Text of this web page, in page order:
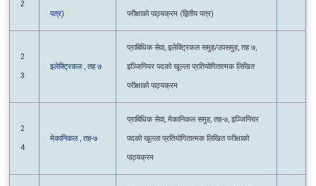
3
प्राबिधिक सेवा, इलेक्ट्रिकल समुह/उपसमुह, तह ७,
इञ्जिनियर पदको खूल्ला प्रतियोगितात्मक लिखित
परीक्षाको पाठ्यक्रम
4
प्राबिधिक सेवा, मेकानिकल समुह, तह-७, इञ्जिनियर
पदको खूल्ला प्रतियोगितात्मक लिखित परीक्षाको
पाठ्यक्रम
प्रशासन सेवा, लेखा समुह, तह-७, लेखा अधिकृत